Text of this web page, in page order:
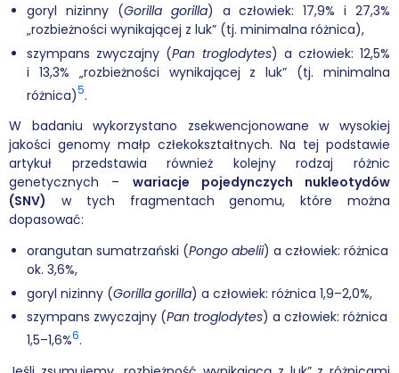
goryl nizinny (Gorilla gorilla) a człowiek: 17,9% i 27,3%
„rozbieżności wynikającej z luk” (tj. minimalna różnica),
szympans zwyczajny (Pan troglodytes) a człowiek: 12,5%
i 13,3% „rozbieżności wynikającej z luk” (tj. minimalna
różnica)5.
W badaniu wykorzystano zsekwencjonowane w wysokiej
jakości genomy małp człekokształtnych. Na tej podstawie
artykuł przedstawia również kolejny rodzaj różnic
genetycznych – wariacje pojedynczych nukleotydów
(SNV) w tych fragmentach genomu, które można
dopasować:
orangutan sumatrzański (Pongo abelii) a człowiek: różnica
ok. 3,6%,
goryl nizinny (Gorilla gorilla) a człowiek: różnica 1,9–2,0%,
szympans zwyczajny (Pan troglodytes) a człowiek: różnica
1,5–1,6%6.